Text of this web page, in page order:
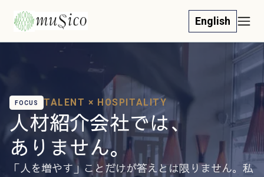
English
FOCUS TALENT × HOSPITALITY
人材紹介会社では、
ありません。
「人を増やす」ことだけが答えとは限りません。私